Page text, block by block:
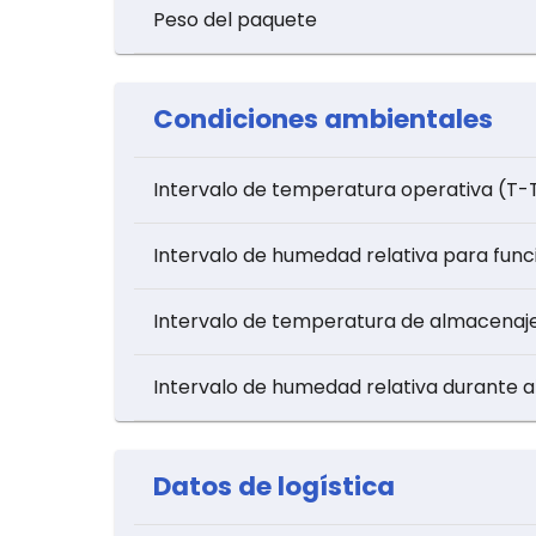
Peso del paquete
Condiciones ambientales
Intervalo de temperatura operativa (T-
Intervalo de humedad relativa para
Intervalo de temperatura de
Intervalo de humedad relativa durante
Datos de logística